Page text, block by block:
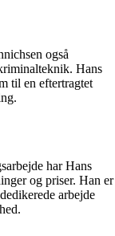
også
Hans
til en eftertragtet
har Hans
og priser. Han er
arbejde